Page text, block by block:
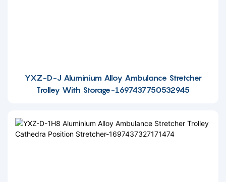
YXZ-D-J Aluminium Alloy Ambulance Stretcher
Trolley With Storage-1697437750532945